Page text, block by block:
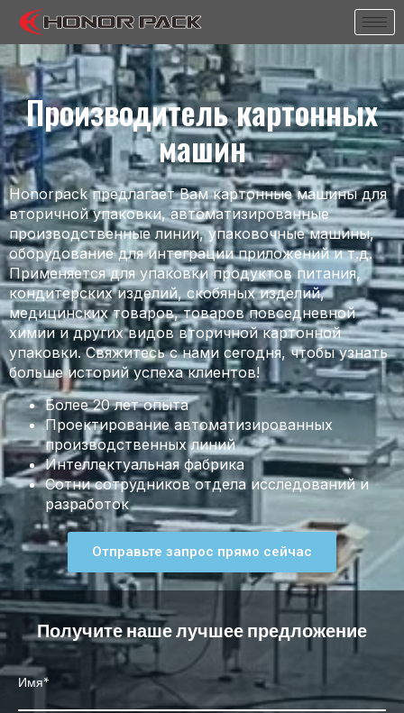
Производитель картонных
машин
Honorpack предлагает Вам картонные машины для
вторичной упаковки, автоматизированные
производственные линии, упаковочные машины,
оборудование для интеграции приложений и т.д.
Применяется для упаковки продуктов питания,
кондитерских изделий, скобяных изделий,
медицинских товаров, товаров повседневной
химии и других видов вторичной картонной
упаковки. Свяжитесь с нами сегодня, чтобы узнать
больше историй успеха клиентов!
Более 20 лет опыта
Проектирование автоматизированных
производственных линий
Интеллектуальная фабрика
Сотни сотрудников отдела исследований и
разработок
Отправьте запрос прямо сейчас
Получите наше лучшее предложение